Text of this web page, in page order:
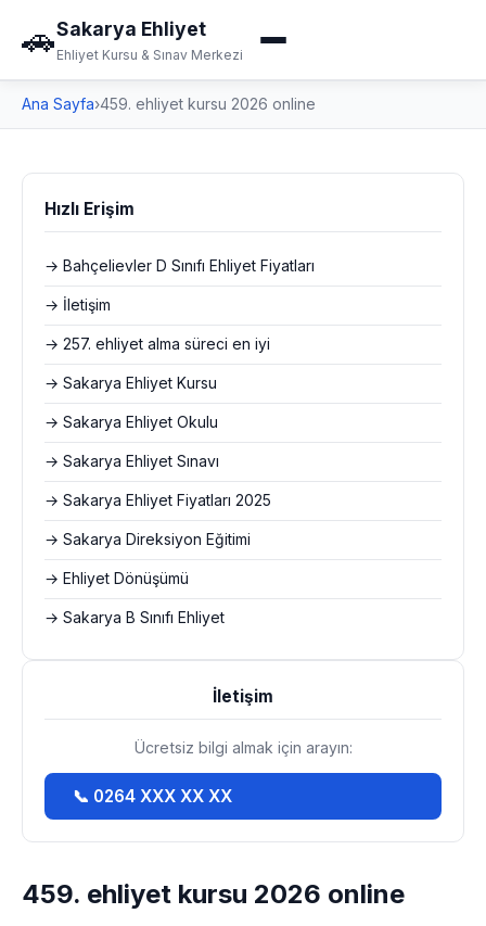
🚗Sakarya Ehliyet
Ehliyet Kursu & Sınav Merkezi
Ana Sayfa›459. ehliyet kursu 2026 online
459. ehliyet kursu 2026 online
Hızlı Erişim
→ Bahçelievler D Sınıfı Ehliyet Fiyatları
→ İletişim
→ 257. ehliyet alma süreci en iyi
→ Sakarya Ehliyet Kursu
→ Sakarya Ehliyet Okulu
→ Sakarya Ehliyet Sınavı
→ Sakarya Ehliyet Fiyatları 2025
→ Sakarya Direksiyon Eğitimi
→ Ehliyet Dönüşümü
→ Sakarya B Sınıfı Ehliyet
İletişim
Ücretsiz bilgi almak için arayın:
📞 0264 XXX XX XX